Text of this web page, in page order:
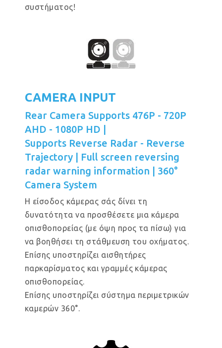
συστήματος!
CAMERA INPUT
Rear Camera Supports 476P - 720P
AHD - 1080P HD |
Supports Reverse Radar - Reverse
Trajectory | Full screen reversing
radar warning information | 360°
Camera System
Η είσοδος κάμερας σάς δίνει τη
δυνατότητα να προσθέσετε μια κάμερα
οπισθοπορείας (με όψη προς τα πίσω) για
να βοηθήσει τη στάθμευση του οχήματος.
Επίσης υποστηρίζει αισθητήρες
παρκαρίσματος και γραμμές κάμερας
οπισθοπορείας.
Επίσης υποστηρίζει σύστημα περιμετρικών
καμερών 360°.